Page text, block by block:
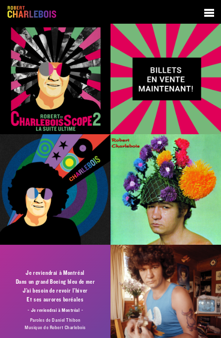
SPECTACLES
BIOGRAPHIE
DISCOGRAPHIE
CONTACT
Je reviendrai à Montréal
Dans un grand Boeing bleu de mer
J’ai besoin de revoir l’hiver
Et ses aurores boréales
Je reviendrai à Montréal
Paroles de Daniel Thibon
Musique de Robert Charlebois